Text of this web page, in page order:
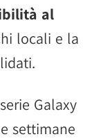
al
locali e la
Galaxy
settimane